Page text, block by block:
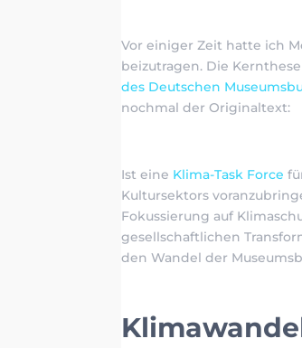
Vor einiger Zeit hatte ich
beizutragen. Die
des Deutschen
nochmal der Originaltext:
Ist eine Klima-Task Force
Kultursektors
Fokussierung auf
gesellschaftlichen
den Wandel der